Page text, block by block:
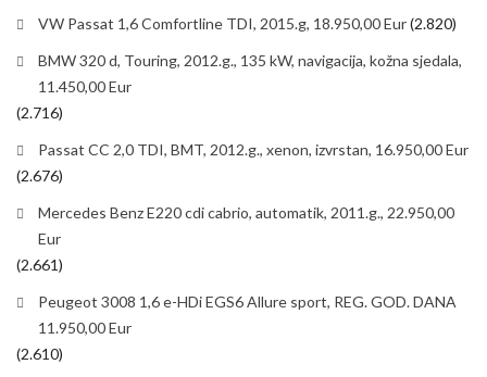
VW Passat 1,6 Comfortline TDI, 2015.g, 18.950,00 Eur(2.820)
BMW 320 d, Touring, 2012.g., 135 kW, navigacija, kožna sjedala,
11.450,00 Eur
(2.716)
Passat CC 2,0 TDI, BMT, 2012.g., xenon, izvrstan, 16.950,00 Eur
(2.676)
Mercedes Benz E220 cdi cabrio, automatik, 2011.g., 22.950,00
Eur
(2.661)
Peugeot 3008 1,6 e-HDi EGS6 Allure sport, REG. GOD. DANA
11.950,00 Eur
(2.610)